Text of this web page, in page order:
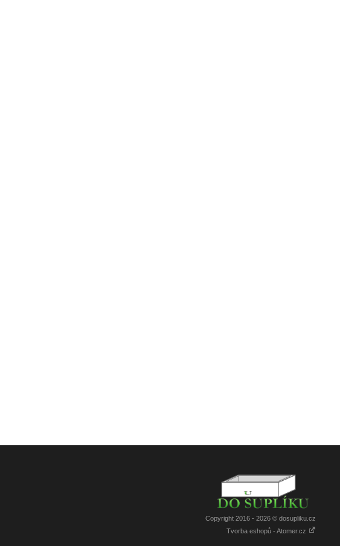
Copyright 2016 - 2026 © dosupliku.cz
Tvorba eshopů - Atomer.cz